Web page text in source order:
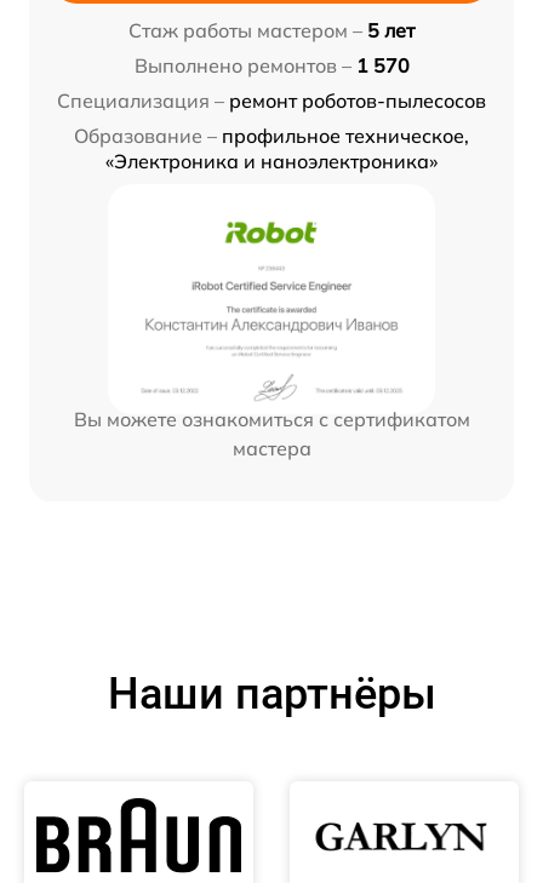
Стаж работы мастером – 5 лет
Выполнено ремонтов – 1 570
Специализация – ремонт роботов-пылесосов
Образование – профильное техническое,
«Электроника и наноэлектроника»
Вы можете ознакомиться с сертификатом
мастера
Наши партнёры